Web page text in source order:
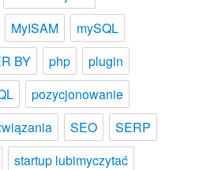
MyISAM
mySQL
BY php
plugin
pozycjonowanie
SEO
SERP
startup lubimyczytać